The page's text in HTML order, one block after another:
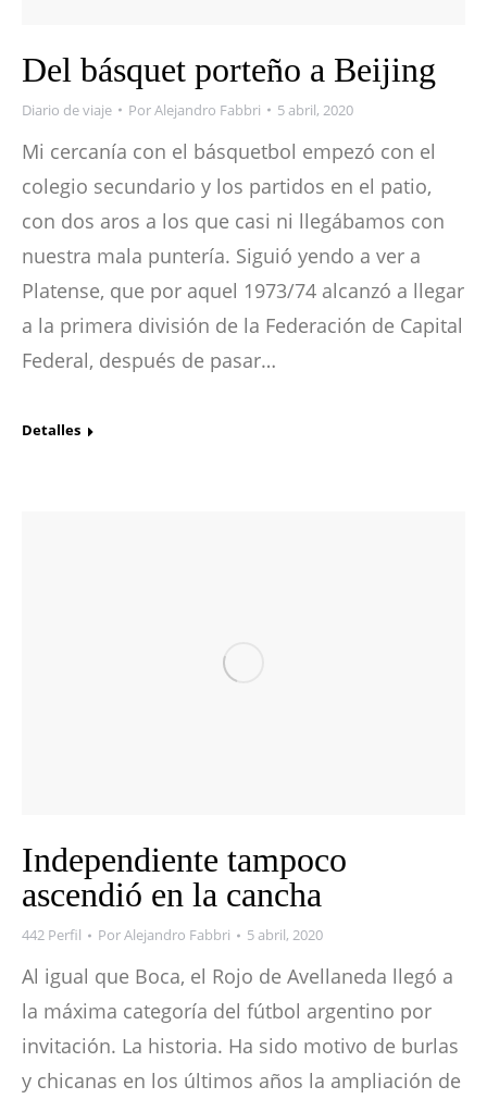
Del básquet porteño a Beijing
Diario de viaje PorAlejandro Fabbri 5 abril, 2020
Mi cercanía con el básquetbol empezó con el
colegio secundario y los partidos en el patio,
con dos aros a los que casi ni llegábamos con
nuestra mala puntería. Siguió yendo a ver a
Platense, que por aquel 1973/74 alcanzó a llegar
a la primera división de la Federación de Capital
Federal, después de pasar…
Detalles
Independiente tampoco
ascendió en la cancha
442 Perfil PorAlejandro Fabbri 5 abril, 2020
Al igual que Boca, el Rojo de Avellaneda llegó a
la máxima categoría del fútbol argentino por
invitación. La historia. Ha sido motivo de burlas
y chicanas en los últimos años la ampliación de